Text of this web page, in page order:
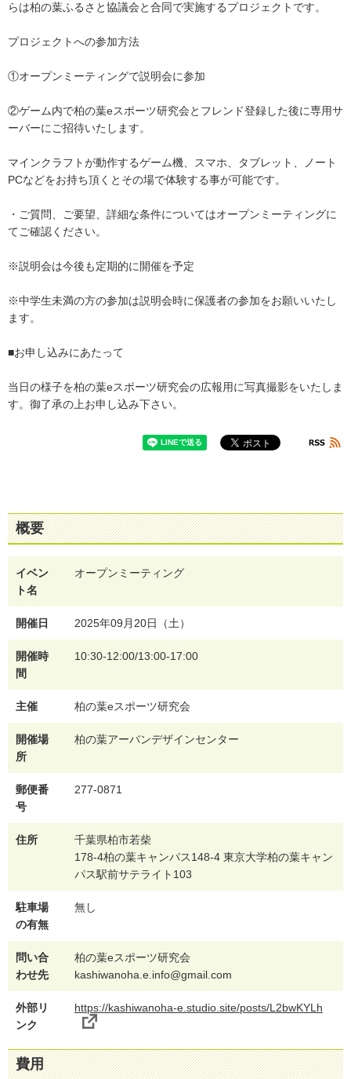
らは柏の葉ふるさと協議会と合同で実施するプロジェクトです。
プロジェクトへの参加方法
①オープンミーティングで説明会に参加
②ゲーム内で柏の葉eスポーツ研究会とフレンド登録した後に専用サ
ーバーにご招待いたします。
マインクラフトが動作するゲーム機、スマホ、タブレット、ノート
PCなどをお持ち頂くとその場で体験する事が可能です。
・ご質問、ご要望、詳細な条件についてはオープンミーティングに
てご確認ください。
※説明会は今後も定期的に開催を予定
※中学生未満の方の参加は説明会時に保護者の参加をお願いいたし
ます。
■お申し込みにあたって
当日の様子を柏の葉eスポーツ研究会の広報用に写真撮影をいたしま
す。御了承の上お申し込み下さい。
概要
イベン
ト名
オープンミーティング
開催日 2025年09月20日（土）
開催時
間
10:30-12:00/13:00-17:00
主催 柏の葉eスポーツ研究会
開催場
所
柏の葉アーバンデザインセンター
郵便番
号
277-0871
住所
千葉県柏市若柴
178-4柏の葉キャンパス148-4 東京大学柏の葉キャン
パス駅前サテライト103
駐車場
の有無
無し
問い合
わせ先
柏の葉eスポーツ研究会
kashiwanoha.e.info@gmail.com
外部リ
ンク
https://kashiwanoha-e.studio.site/posts/L2bwKYLh
費用